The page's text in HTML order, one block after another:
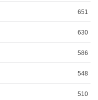
651
630
586
548
510